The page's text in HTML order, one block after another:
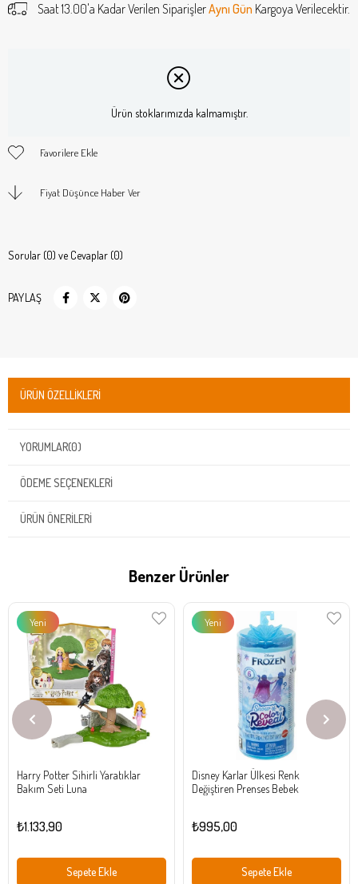
Saat 13.00'a Kadar Verilen SiparişlerAynı Gün Kargoya Verilecektir.
Ürün stoklarımızda kalmamıştır.
Favorilere Ekle
Fiyat Düşünce Haber Ver
Sorular (0) ve Cevaplar (0)
PAYLAŞ
ÜRÜN ÖZELLIKLERI
YORUMLAR(0)
ÖDEME SEÇENEKLERI
ÜRÜN ÖNERILERI
Benzer Ürünler
Harry Potter Sihirli Yaratıklar
Bakım Seti Luna
₺1.133,90
Sepete Ekle
Yeni
Ürün
Disney Karlar Ülkesi Renk
Değiştiren Prenses Bebek
₺995,00
Sepete Ekle
Yeni